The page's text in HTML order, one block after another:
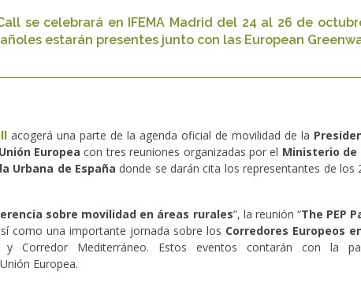
se celebrará en IFEMA Madrid del 24 al 26 de
estarán presentes junto con las European
acogerá una parte de la agenda oficial de movilidad de la
Europea con tres reuniones organizadas por el Ministerio
Urbana de España donde se darán cita los representantes de los
sobre movilidad en áreas rurales”, la reunión “The PEP
como una importante jornada sobre los Corredores Europeos
y Corredor Mediterráneo. Estos eventos contarán con la
Europea.